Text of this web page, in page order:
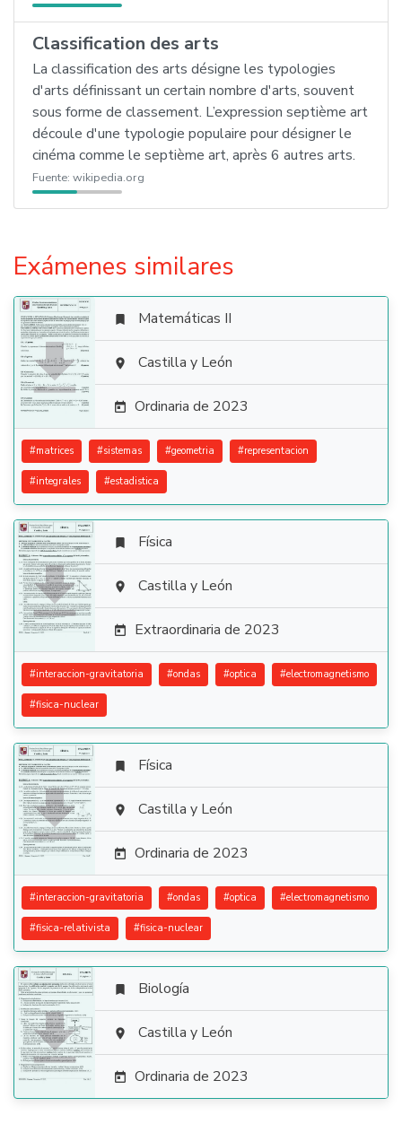
Classification des arts
La classification des arts désigne les typologies
d'arts définissant un certain nombre d'arts, souvent
sous forme de classement. L’expression septième art
découle d'une typologie populaire pour désigner le
cinéma comme le septième art, après 6 autres arts.
Fuente: wikipedia.org
Exámenes similares

 Matemáticas II
 Castilla y León
 Ordinaria de 2023
#matrices #sistemas #geometria #representacion
#integrales #estadistica

 Física
 Castilla y León
 Extraordinaria de 2023
#interaccion-gravitatoria #ondas #optica #electromagnetismo
#fisica-nuclear

 Física
 Castilla y León
 Ordinaria de 2023
#interaccion-gravitatoria #ondas #optica #electromagnetismo
#fisica-relativista #fisica-nuclear

 Biología
 Castilla y León
 Ordinaria de 2023